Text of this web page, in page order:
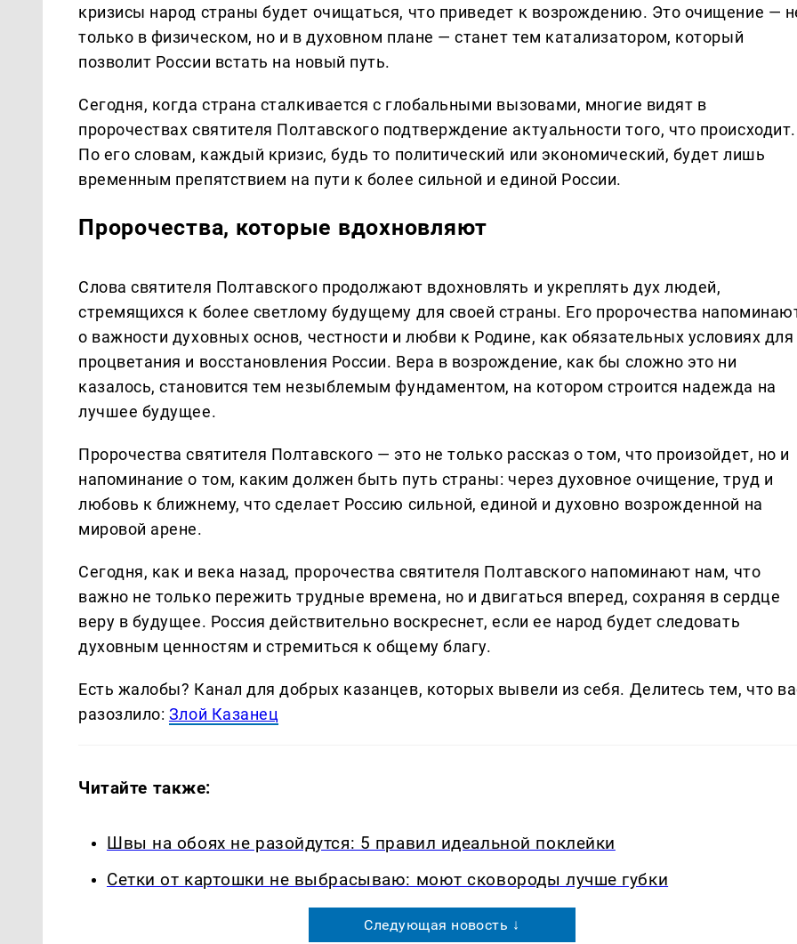
кризисы народ страны будет очищаться, что приведет к возрождению. Это очищение —
только в физическом, но и в духовном плане — станет тем катализатором, который
позволит России встать на новый путь.
Сегодня, когда страна сталкивается с глобальными вызовами, многие видят в
пророчествах святителя Полтавского подтверждение актуальности того, что происходит.
По его словам, каждый кризис, будь то политический или экономический, будет лишь
временным препятствием на пути к более сильной и единой России.
Пророчества, которые вдохновляют
Слова святителя Полтавского продолжают вдохновлять и укреплять дух людей,
стремящихся к более светлому будущему для своей страны. Его пророчества
о важности духовных основ, честности и любви к Родине, как обязательных условиях для
процветания и восстановления России. Вера в возрождение, как бы сложно это ни
казалось, становится тем незыблемым фундаментом, на котором строится надежда на
лучшее будущее.
Пророчества святителя Полтавского — это не только рассказ о том, что произойдет, но и
напоминание о том, каким должен быть путь страны: через духовное очищение, труд и
любовь к ближнему, что сделает Россию сильной, единой и духовно возрожденной на
мировой арене.
Сегодня, как и века назад, пророчества святителя Полтавского напоминают нам, что
важно не только пережить трудные времена, но и двигаться вперед, сохраняя в сердце
веру в будущее. Россия действительно воскреснет, если ее народ будет следовать
духовным ценностям и стремиться к общему благу.
Есть жалобы? Канал для добрых казанцев, которых вывели из себя. Делитеcь тем, что
разозлило: Злой Казанец
Читайте также:
Швы на обоях не разойдутся: 5 правил идеальной поклейки
Сетки от картошки не выбрасываю: моют сковороды лучше губки
Следующая новость ↓